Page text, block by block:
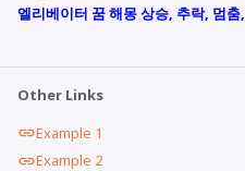
엘리베이터 꿈 해몽 상승, 추락, 멈
Other Links
Example 1
Example 2